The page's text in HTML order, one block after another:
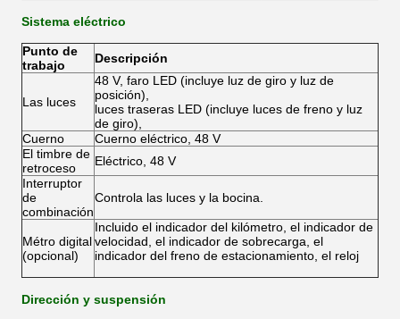
Sistema eléctrico
Punto de
trabajo
Descripción
Las luces
48 V, faro LED (incluye luz de giro y luz de
posición),
luces traseras LED (incluye luces de freno y luz
de giro),
Cuerno
Cuerno eléctrico, 48 V
El timbre de
retroceso
Eléctrico, 48 V
Interruptor
de
combinación
Controla las luces y la bocina.
Métro digital
(opcional)
Incluido el indicador del kilómetro, el indicador de
velocidad, el indicador de sobrecarga, el
indicador del freno de estacionamiento, el reloj
Dirección y suspensión